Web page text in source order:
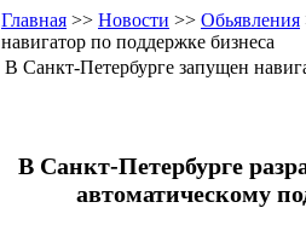
Главная >> Новости >> Обьявления
навигатор по поддержке бизнеса
В Санкт-Петербурге запущен
В Санкт-Петербурге
автоматическому